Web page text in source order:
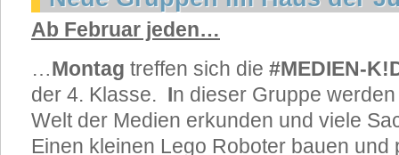
Ab Februar jeden…
…Montag treffen sich die #MEDIEN-
der 4. Klasse. In dieser Gruppe
Welt der Medien erkunden und viele
Einen kleinen Lego Roboter bauen und